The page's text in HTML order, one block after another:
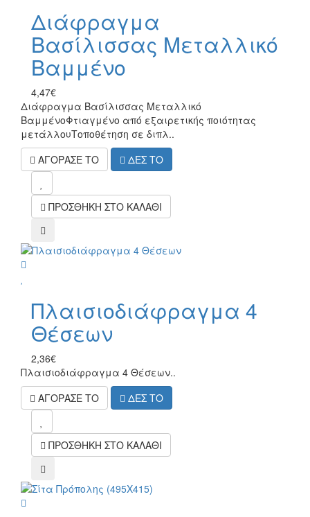
Διάφραγμα
Βασίλισσας Μεταλλικό
Βαμμένο
4,47€
Διάφραγμα Βασίλισσας Μεταλλικό
ΒαμμένοΦτιαγμένο από εξαιρετικής ποιότητας
μετάλλουΤοποθέτηση σε διπλ..
ΑΓΟΡΑΣΕ ΤΟ
ΔΕΣ ΤΟ
ΠΡΟΣΘΗΚΗ ΣΤΟ ΚΑΛΑΘΙ
compare
Πλαισιοδιάφραγμα 4
Θέσεων
2,36€
Πλαισιοδιάφραγμα 4 Θέσεων..
ΑΓΟΡΑΣΕ ΤΟ
ΔΕΣ ΤΟ
ΠΡΟΣΘΗΚΗ ΣΤΟ ΚΑΛΑΘΙ
compare